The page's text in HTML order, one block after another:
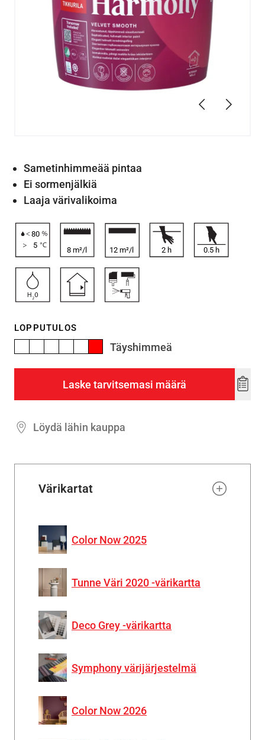
Edellinen
Sametinhimmeää pintaa
Ei sormenjälkiä
Laaja värivalikoima
80
5
8 m²/l 12 m²/l 2 h 0.5 h
LOPPUTULOS
Täyshimmeä
Laske tarvitsemasi määrä
Add
Löydä lähin kauppa
Värikartat
Color Now 2025
Tunne Väri 2020 -värikartta
Deco Grey -värikartta
Symphony värijärjestelmä
Color Now 2026